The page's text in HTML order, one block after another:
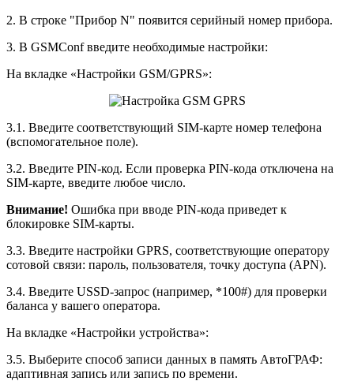
2. В строке "Прибор N" появится серийный номер прибора.
3. В GSMConf введите необходимые настройки:
На вкладке «Настройки GSM/GPRS»:
3.1. Введите соответствующий SIM-карте номер телефона
(вспомогательное поле).
3.2. Введите PIN-код. Если проверка PIN-кода отключена на
SIM-карте, введите любое число.
Внимание! Ошибка при вводе PIN-кода приведет к
блокировке SIM-карты.
3.3. Введите настройки GPRS, соответствующие оператору
сотовой связи: пароль, пользователя, точку доступа (APN).
3.4. Введите USSD-запрос (например, *100#) для проверки
баланса у вашего оператора.
На вкладке «Настройки устройства»:
3.5. Выберите способ записи данных в память АвтоГРАФ:
адаптивная запись или запись по времени.